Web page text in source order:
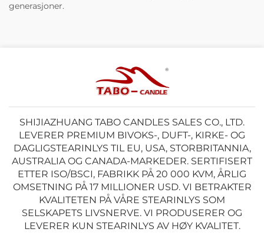
generasjoner.
SHIJIAZHUANG TABO CANDLES SALES CO., LTD.
LEVERER PREMIUM BIVOKS-, DUFT-, KIRKE- OG
DAGLIGSTEARINLYS TIL EU, USA, STORBRITANNIA,
AUSTRALIA OG CANADA-MARKEDER. SERTIFISERT
ETTER ISO/BSCI, FABRIKK PÅ 20 000 KVM, ÅRLIG
OMSETNING PÅ 17 MILLIONER USD. VI BETRAKTER
KVALITETEN PÅ VÅRE STEARINLYS SOM
SELSKAPETS LIVSNERVE. VI PRODUSERER OG
LEVERER KUN STEARINLYS AV HØY KVALITET.